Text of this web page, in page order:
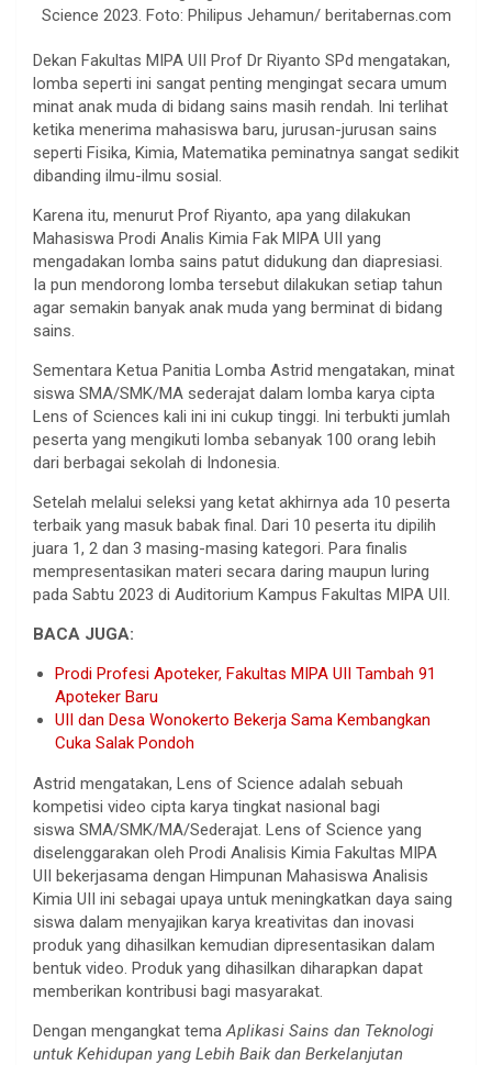
Science 2023. Foto: Philipus Jehamun/ beritabernas.com
Dekan Fakultas MIPA UII Prof Dr Riyanto SPd mengatakan,
lomba seperti ini sangat penting mengingat secara umum
minat anak muda di bidang sains masih rendah. Ini terlihat
ketika menerima mahasiswa baru, jurusan-jurusan sains
seperti Fisika, Kimia, Matematika peminatnya sangat sedikit
dibanding ilmu-ilmu sosial.
Karena itu, menurut Prof Riyanto, apa yang dilakukan
Mahasiswa Prodi Analis Kimia Fak MIPA UII yang
mengadakan lomba sains patut didukung dan diapresiasi.
Ia pun mendorong lomba tersebut dilakukan setiap tahun
agar semakin banyak anak muda yang berminat di bidang
sains.
Sementara Ketua Panitia Lomba Astrid mengatakan, minat
siswa SMA/SMK/MA sederajat dalam lomba karya cipta
Lens of Sciences kali ini ini cukup tinggi. Ini terbukti jumlah
peserta yang mengikuti lomba sebanyak 100 orang lebih
dari berbagai sekolah di Indonesia.
Setelah melalui seleksi yang ketat akhirnya ada 10 peserta
terbaik yang masuk babak final. Dari 10 peserta itu dipilih
juara 1, 2 dan 3 masing-masing kategori. Para finalis
mempresentasikan materi secara daring maupun luring
pada Sabtu 2023 di Auditorium Kampus Fakultas MIPA UII.
BACA JUGA:
Prodi Profesi Apoteker, Fakultas MIPA UII Tambah 91
Apoteker Baru
UII dan Desa Wonokerto Bekerja Sama Kembangkan
Cuka Salak Pondoh
Astrid mengatakan, Lens of Science adalah sebuah
kompetisi video cipta karya tingkat nasional bagi
siswa SMA/SMK/MA/Sederajat. Lens of Science yang
diselenggarakan oleh Prodi Analisis Kimia Fakultas MIPA
UII bekerjasama dengan Himpunan Mahasiswa Analisis
Kimia UII ini sebagai upaya untuk meningkatkan daya saing
siswa dalam menyajikan karya kreativitas dan inovasi
produk yang dihasilkan kemudian dipresentasikan dalam
bentuk video. Produk yang dihasilkan diharapkan dapat
memberikan kontribusi bagi masyarakat.
Dengan mengangkat temaAplikasi Sains dan Teknologi
untuk Kehidupan yang Lebih Baik dan Berkelanjutan